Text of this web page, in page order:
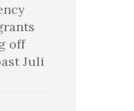
off
Juli